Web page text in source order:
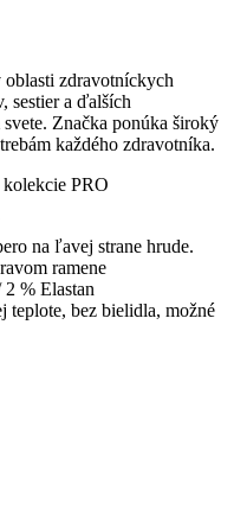
oblasti zdravotníckych
sestier a ďalších
Značka ponúka široký
každého zdravotníka.
kolekcie PRO
na ľavej strane hrude.
ramene
% Elastan
bez bielidla, možné